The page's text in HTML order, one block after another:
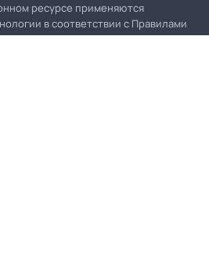
ресурсе применяются
в соответствии с Правилами